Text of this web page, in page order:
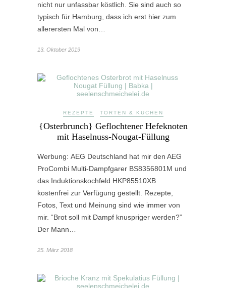
nicht nur unfassbar köstlich. Sie sind auch so
typisch für Hamburg, dass ich erst hier zum
allerersten Mal von…
13. Oktober 2019
REZEPTE TORTEN & KUCHEN
{Osterbrunch} Geflochtener Hefeknoten
mit Haselnuss-Nougat-Füllung
Werbung: AEG Deutschland hat mir den AEG
ProCombi Multi-Dampfgarer BS8356801M und
das Induktionskochfeld HKP85510XB
kostenfrei zur Verfügung gestellt. Rezepte,
Fotos, Text und Meinung sind wie immer von
mir. “Brot soll mit Dampf knuspriger werden?”
Der Mann…
25. März 2018